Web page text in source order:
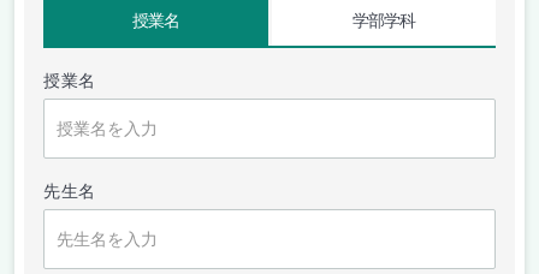
授業名 学部学科
授業名
先生名